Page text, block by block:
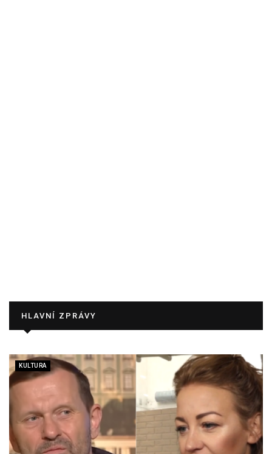
HLAVNÍ ZPRÁVY
KULTURA